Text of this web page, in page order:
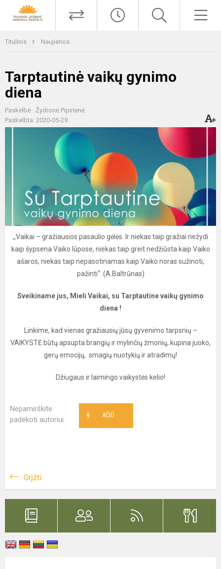
Titulinis Naujienos
Tarptautinė vaikų gynimo
diena
Paskelbė : Žydronė Pipirienė
Paskelbta: 2020-05-29
,,Vaikai – gražiausios pasaulio gėlės. Ir niekas taip gražiai nežydi
kaip šypsena Vaiko lūpose, niekas taip greit nedžiūsta kaip Vaiko
ašaros, niekas taip nepasotinamas kaip Vaiko noras sužinoti,
pažinti‘‘. (A.Baltrūnas)
Sveikiname jus, Mieli Vaikai, su Tarptautine vaikų gynimo
diena !
Linkime, kad vienas gražiausių jūsų gyvenimo tarpsnių –
VAIKYSTĖ būtų apsupta brangių ir mylinčių žmonių, kupina juoko,
gerų emocijų, smagių nuotykių ir atradimų!
Džiugaus ir laimingo vaikystės kelio!
Nepamirškite
padėkoti autoriui
AČIŪ
9
Grįžti